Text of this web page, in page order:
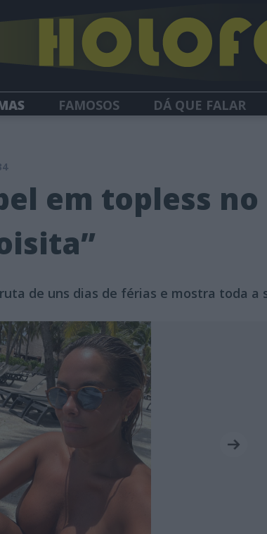
FAMOSOS DÁ QUE FALAR
em topless
de uns dias de férias e mostra toda a